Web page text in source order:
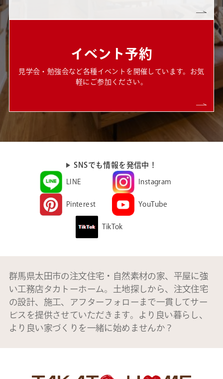
イベント予約
見学会・勉強会など各種イベントを開催しています。お気
軽にご参加ください。
SNSでも情報を発信中！
LINE Instagram
Pinterest YouTube
TikTok
群馬県太田市の注文住宅・自然素材の家、平屋に強
い工務店タカトーホーム。土地探しから、注文住宅
の設計、施工、アフターフォローまで一貫してサー
ビスを提供させていただきます。より良い暮らし、
より良い家づくりを一緒に始めませんか？